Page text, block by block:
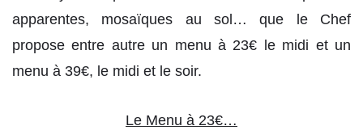
apparentes, mosaïques au sol… que le Chef
propose entre autre un menu à 23€ le midi et un
menu à 39€, le midi et le soir.
Le Menu à 23€…